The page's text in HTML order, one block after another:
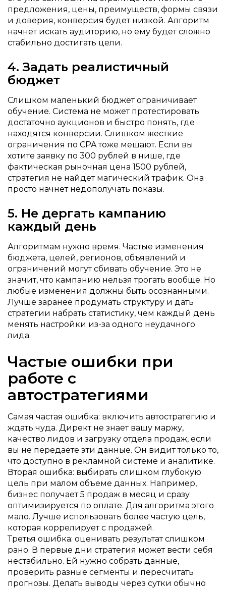
предложения, цены, преимуществ, формы связи
и доверия, конверсия будет низкой. Алгоритм
начнет искать аудиторию, но ему будет сложно
стабильно достигать цели.
4. Задать реалистичный
бюджет
Слишком маленький бюджет ограничивает
обучение. Система не может протестировать
достаточно аукционов и быстро понять, где
находятся конверсии. Слишком жесткие
ограничения по CPA тоже мешают. Если вы
хотите заявку по 300 рублей в нише, где
фактическая рыночная цена 1500 рублей,
стратегия не найдет магический трафик. Она
просто начнет недополучать показы.
5. Не дергать кампанию
каждый день
Алгоритмам нужно время. Частые изменения
бюджета, целей, регионов, объявлений и
ограничений могут сбивать обучение. Это не
значит, что кампанию нельзя трогать вообще. Но
любые изменения должны быть осознанными.
Лучше заранее продумать структуру и дать
стратегии набрать статистику, чем каждый день
менять настройки из-за одного неудачного
лида.
Частые ошибки при
работе с
автостратегиями
Самая частая ошибка: включить автостратегию и
ждать чуда. Директ не знает вашу маржу,
качество лидов и загрузку отдела продаж, если
вы не передаете эти данные. Он видит только то,
что доступно в рекламной системе и аналитике.
Вторая ошибка: выбирать слишком глубокую
цель при малом объеме данных. Например,
бизнес получает 5 продаж в месяц и сразу
оптимизируется по оплате. Для алгоритма этого
мало. Лучше использовать более частую цель,
которая коррелирует с продажей.
Третья ошибка: оценивать результат слишком
рано. В первые дни стратегия может вести себя
нестабильно. Ей нужно собрать данные,
проверить разные сегменты и пересчитать
прогнозы. Делать выводы через сутки обычно